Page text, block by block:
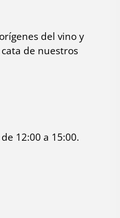
del vino y
de nuestros
12:00 a 15:00.